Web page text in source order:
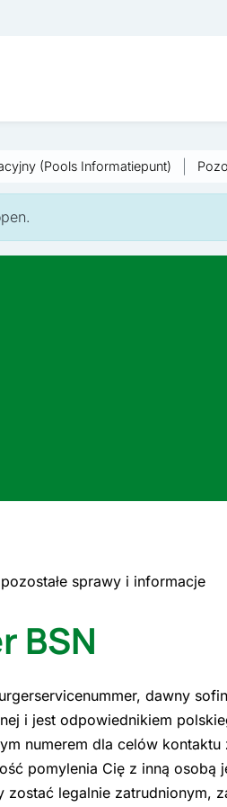
(Pools Informatiepunt)
sprawy i informacje
BSN
dawny
i jest odpowiednikiem
numerem dla celów
pomylenia Cię z inną osobą
zostać legalnie zatrudnionym,